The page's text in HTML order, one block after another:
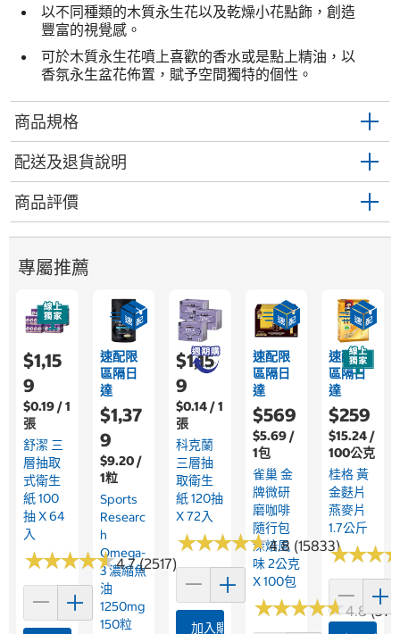
以不同種類的木質永生花以及乾燥小花點飾，創造
豐富的視覺感。
可於木質永生花噴上喜歡的香水或是點上精油，以
香氛永生盆花佈置，賦予空間獨特的個性。
商品規格
配送及退貨說明
商品評價
專屬推薦
$1,15
9
$0.19 / 1
張
舒潔 三
層抽取
式衛生
紙 100
抽 X 64
入
★★★★★
★★★★★4.7 (2517)
速配限
區隔日
達
$1,37
9
$9.20 /
1粒
Sports
Researc
H
Omega-
3 濃縮魚
油
1250mg
150粒
$1,15
9
$0.14 / 1
張
科克蘭
三層抽
取衛生
紙 120抽
X 72入
★★★★★
★★★★★4.8 (15833)
加入購物車
速配限
區隔日
達
$569
$5.69 /
1包
雀巢 金
牌微研
磨咖啡
隨行包
深焙風
味 2公克
X 100包
★★★★★
★★★★★4.8
速配限
區隔日
達
$259
$15.24 /
100公克
桂格 黃
金麩片
燕麥片
1.7公斤
★★★
★★★